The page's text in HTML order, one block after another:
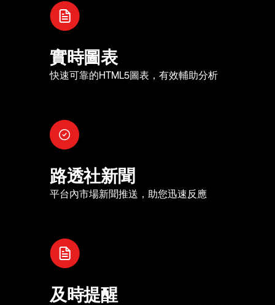
實時圖表
快速可靠的HTML5圖表，有效輔助分析
路透社新聞
平台內市場新聞推送，助您迅速反應
及時提醒